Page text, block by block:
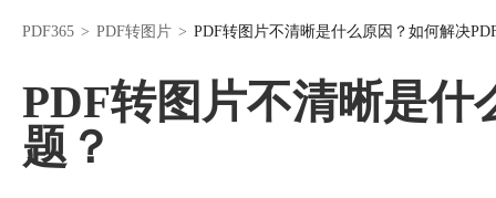
PDF365 > PDF转图片 > PDF转图片不清晰是什么原因？如何解决
PDF转图片不清晰是什
题？